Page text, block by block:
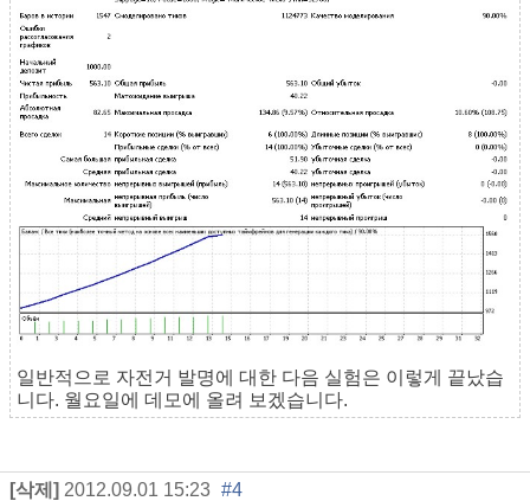
일반적으로 자전거 발명에 대한 다음 실험은 이렇게 끝났습
니다. 월요일에 데모에 올려 보겠습니다.
[삭제] 2012.09.01 15:23 #4